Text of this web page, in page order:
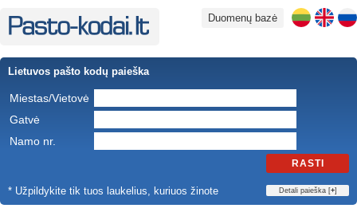
Duomenų bazė
Lietuvos pašto kodų paieška
Miestas/Vietovė
Gatvė
Namo nr.
RASTI
* Užpildykite tik tuos laukelius, kuriuos žinote Detali paieška [+]